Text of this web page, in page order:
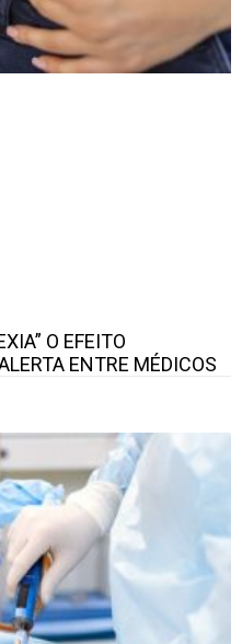
O EFEITO
ENTRE MÉDICOS